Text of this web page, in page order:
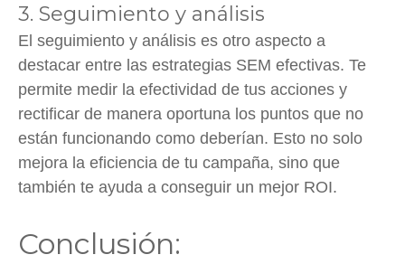
3. Seguimiento y análisis
El seguimiento y análisis es otro aspecto a
destacar entre las estrategias SEM efectivas. Te
permite medir la efectividad de tus acciones y
rectificar de manera oportuna los puntos que no
están funcionando como deberían. Esto no solo
mejora la eficiencia de tu campaña, sino que
también te ayuda a conseguir un mejor ROI.
Conclusión: